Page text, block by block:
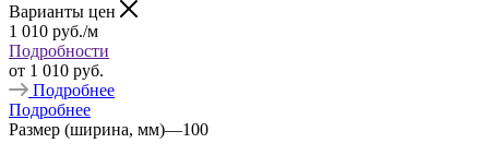
Варианты цен
1 010 руб./м
Подробности
от 1 010 руб.
Подробнее
Подробнее
Размер (ширина, мм)—100